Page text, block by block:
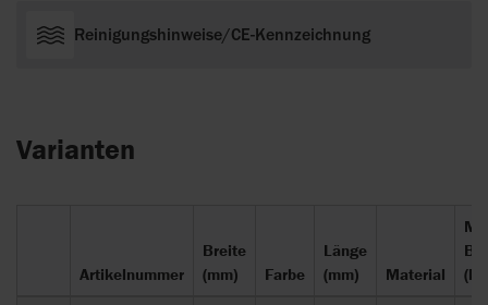
entsprechende Größe zugeschnitten kann NonSlip z.B. auch
erhältlich.
Reinigungshinweise/CE-Kennzeichnung
Varianten
Artikelnummer
Breite
(mm)
Farbe
Länge
(mm)
Material